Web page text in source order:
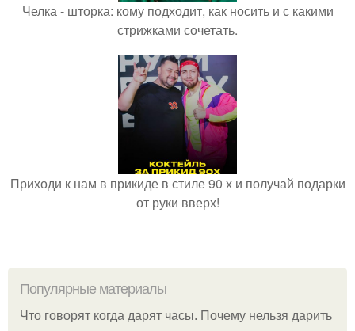
Челка - шторка: кому подходит, как носить и с какими
стрижками сочетать.
Приходи к нам в прикиде в стиле 90 х и получай подарки
от руки вверх!
Популярные материалы
Что говорят когда дарят часы. Почему нельзя дарить